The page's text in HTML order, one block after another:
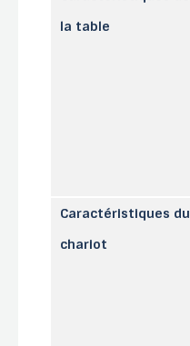
la table
Caractéristiques du
chariot